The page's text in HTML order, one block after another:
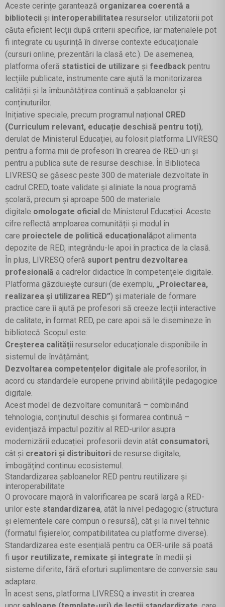
Aceste cerințe garantează organizarea coerentă a
bibliotecii și interoperabilitatea resurselor: utilizatorii pot
căuta eficient lecții după criterii specifice, iar materialele pot
fi integrate cu ușurință în diverse contexte educaționale
(cursuri online, prezentări la clasă etc.). De asemenea,
platforma oferă statistici de utilizare și feedback pentru
lecțiile publicate, instrumente care ajută la monitorizarea
calității și la îmbunătățirea continuă a șabloanelor și
conținuturilor.
Inițiative speciale, precum programul național CRED
(Curriculum relevant, educație deschisă pentru toți),
derulat de Ministerul Educației, au folosit platforma LIVRESQ
pentru a forma mii de profesori în crearea de RED-uri și
pentru a publica sute de resurse deschise. În Biblioteca
LIVRESQ se găsesc peste 300 de materiale dezvoltate în
cadrul CRED, toate validate și aliniate la noua programă
școlară, precum și aproape 500 de materiale
digitale omologate oficial de Ministerul Educației. Aceste
cifre reflectă amploarea comunității și modul în
care proiectele de politică educaționalăpot alimenta
depozite de RED, integrându-le apoi în practica de la clasă.
În plus, LIVRESQ oferă suport pentru dezvoltarea
profesională a cadrelor didactice în competențele digitale.
Platforma găzduiește cursuri (de exemplu, „Proiectarea,
realizarea și utilizarea RED”) și materiale de formare
practice care îi ajută pe profesori să creeze lecții interactive
de calitate, în format RED, pe care apoi să le disemineze în
bibliotecă. Scopul este:
Creșterea calității resurselor educaționale disponibile în
sistemul de învățământ;
Dezvoltarea competențelor digitale ale profesorilor, în
acord cu standardele europene privind abilitățile pedagogice
digitale.
Acest model de dezvoltare comunitară – combinând
tehnologia, conținutul deschis și formarea continuă –
evidențiază impactul pozitiv al RED-urilor asupra
modernizării educației: profesorii devin atât consumatori,
cât și creatori și distribuitori de resurse digitale,
îmbogățind continuu ecosistemul.
Standardizarea șabloanelor RED pentru reutilizare și
interoperabilitate
O provocare majoră în valorificarea pe scară largă a RED-
urilor este standardizarea, atât la nivel pedagogic (structura
și elementele care compun o resursă), cât și la nivel tehnic
(formatul fișierelor, compatibilitatea cu platforme diverse).
Standardizarea este esențială pentru ca OER-urile să poată
fi ușor reutilizate, remixate și integrate în medii și
sisteme diferite, fără eforturi suplimentare de conversie sau
adaptare.
În acest sens, platforma LIVRESQ a investit în crearea